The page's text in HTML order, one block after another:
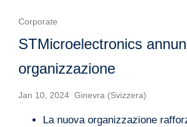
Corporate
STMicroelectronics
organizzazione
Jan 10, 2024 Ginevra (Svizzera)
La nuova organizzazione